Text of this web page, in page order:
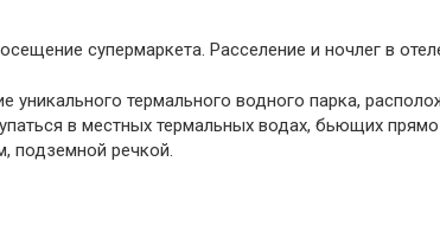
супермаркета. Расселение и ночлег в
термального водного парка,
в местных термальных водах, бьющих
подземной речкой.